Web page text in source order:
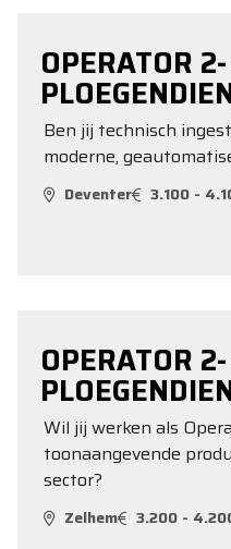
OPERATOR 2-
Ben jij technisch
moderne,
Deventer 3.100 -
OPERATOR 2-
Wil jij werken als
toonaangevende
sector?
Zelhem 3.200 -